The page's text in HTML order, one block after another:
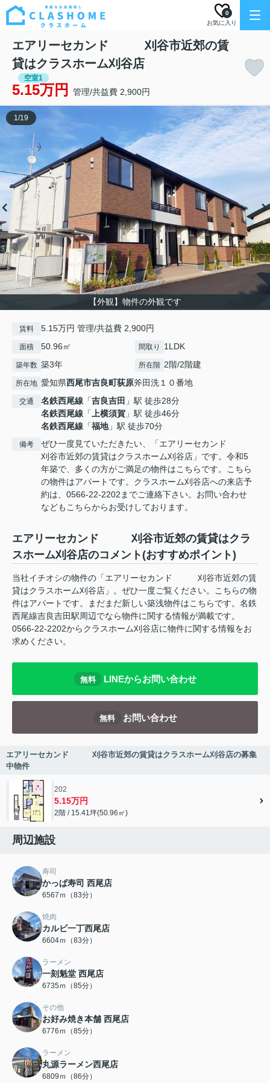
お気に入り
0
エアリーセカンド 刈谷市近郊の賃
貸はクラスホーム刈谷店
空室1
5.15万円 管理/共益費 2,900円
【外観】物件の外観です
1/19
賃料 5.15万円 管理/共益費 2,900円
面積 50.96㎡ 間取り 1LDK
築年数 築3年 所在階 2階/2階建
所在地 愛知県西尾市吉良町荻原斧田洗１０番地
交通 名鉄西尾線 「吉良吉田 」駅 徒歩28分
名鉄西尾線 「上横須賀 」駅 徒歩46分
名鉄西尾線 「福地」駅 徒歩70分
備考
ぜひ一度見ていただきたい、「エアリーセカンド
刈谷市近郊の賃貸はクラスホーム刈谷店」です。令和5
年築で、多くの方がご満足の物件はこちらです。こちら
の物件はアパートです。クラスホーム刈谷店への来店予
約は、0566-22-2202までご連絡下さい。お問い合わせ
などもこちらからお受けしております。
エアリーセカンド 刈谷市近郊の賃貸はクラ
スホーム刈谷店のコメント(おすすめポイント)
当社イチオシの物件の「エアリーセカンド 刈谷市近郊の賃
貸はクラスホーム刈谷店」。ぜひ一度ご覧ください。こちらの物
件はアパートです。まだまだ新しい築浅物件はこちらです。名鉄
西尾線吉良吉田駅周辺でなら物件に関する情報が満載です。
0566-22-2202からクラスホーム刈谷店に物件に関する情報をお
求めください。
無料 LINEからお問い合わせ
無料 お問い合わせ
エアリーセカンド 刈谷市近郊の賃貸はクラスホーム刈谷店の募集
中物件
202
5.15万円
2階 / 15.41坪(50.96㎡)
周辺施設
寿司
かっぱ寿司 西尾店
6567ｍ（83分）
焼肉
カルビ一丁西尾店
6604ｍ（83分）
ラーメン
一刻魁堂 西尾店
6735ｍ（85分）
その他
お好み焼き本舗 西尾店
6776ｍ（85分）
ラーメン
丸源ラーメン西尾店
6809ｍ（86分）